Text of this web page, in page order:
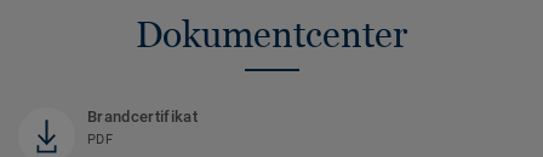
Dokumentcenter
Brandcertifikat
PDF